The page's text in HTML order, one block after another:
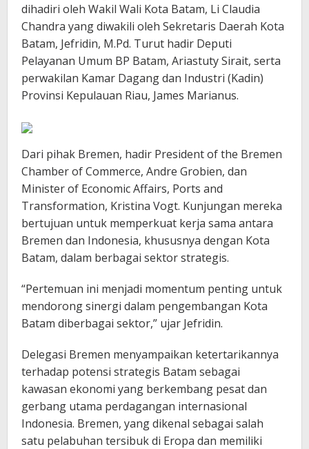
dihadiri oleh Wakil Wali Kota Batam, Li Claudia
Chandra yang diwakili oleh Sekretaris Daerah Kota
Batam, Jefridin, M.Pd. Turut hadir Deputi
Pelayanan Umum BP Batam, Ariastuty Sirait, serta
perwakilan Kamar Dagang dan Industri (Kadin)
Provinsi Kepulauan Riau, James Marianus.
Dari pihak Bremen, hadir President of the Bremen
Chamber of Commerce, Andre Grobien, dan
Minister of Economic Affairs, Ports and
Transformation, Kristina Vogt. Kunjungan mereka
bertujuan untuk memperkuat kerja sama antara
Bremen dan Indonesia, khususnya dengan Kota
Batam, dalam berbagai sektor strategis.
“Pertemuan ini menjadi momentum penting untuk
mendorong sinergi dalam pengembangan Kota
Batam diberbagai sektor,” ujar Jefridin.
Delegasi Bremen menyampaikan ketertarikannya
terhadap potensi strategis Batam sebagai
kawasan ekonomi yang berkembang pesat dan
gerbang utama perdagangan internasional
Indonesia. Bremen, yang dikenal sebagai salah
satu pelabuhan tersibuk di Eropa dan memiliki